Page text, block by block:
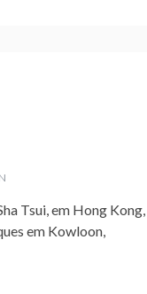
Tsui, em Hong Kong,
em Kowloon,